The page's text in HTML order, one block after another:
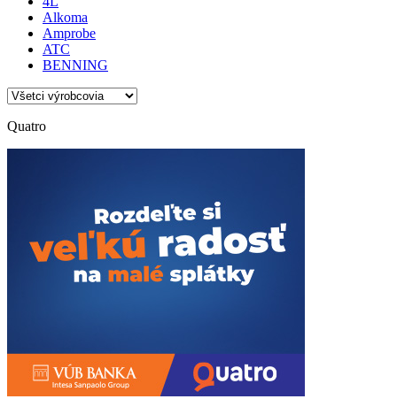
Alkoma
Amprobe
ATC
BENNING
Quatro